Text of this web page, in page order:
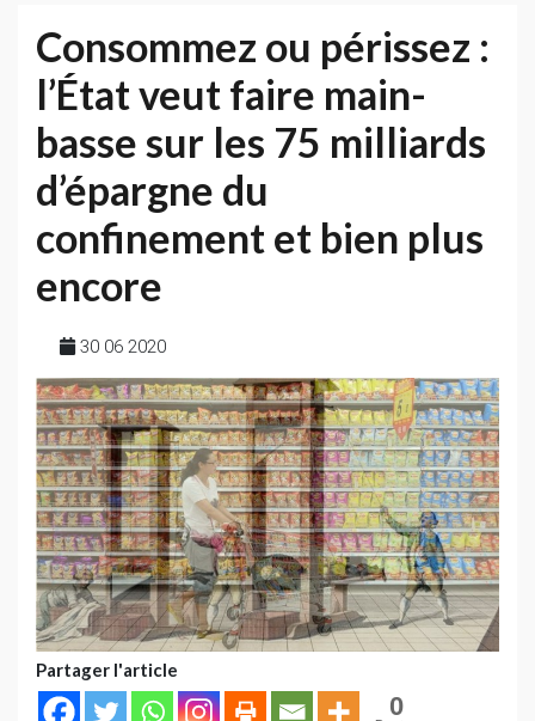
Consommez ou périssez :
l’État veut faire main-
basse sur les 75 milliards
d’épargne du
confinement et bien plus
encore
30 06 2020
Partager l'article
0